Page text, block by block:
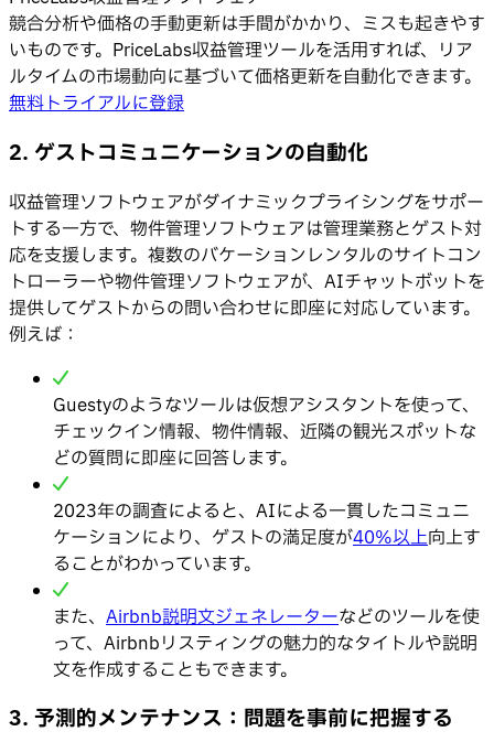
競合分析や価格の手動更新は手間がかかり、ミスも起きやす
いものです。PriceLabs収益管理ツールを活用すれば、リア
ルタイムの市場動向に基づいて価格更新を自動化できます。
無料トライアルに登録
2. ゲストコミュニケーションの自動化
収益管理ソフトウェアがダイナミックプライシングをサポー
トする一方で、物件管理ソフトウェアは管理業務とゲスト対
応を支援します。複数のバケーションレンタルのサイトコン
トローラーや物件管理ソフトウェアが、AIチャットボットを
提供してゲストからの問い合わせに即座に対応しています。
例えば：
Guestyのようなツールは仮想アシスタントを使って、
チェックイン情報、物件情報、近隣の観光スポットな
どの質問に即座に回答します。
2023年の調査によると、AIによる一貫したコミュニ
ケーションにより、ゲストの満足度が40%以上向上す
ることがわかっています。
また、 Airbnb説明文ジェネレーターなどのツールを使
って、Airbnbリスティングの魅力的なタイトルや説明
文を作成することもできます。
3. 予測的メンテナンス：問題を事前に把握する